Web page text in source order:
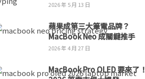
2026 年 5 月 13 日
蘋果成第三大筆電品牌？
MacBook Neo 成關鍵推手
2026 年 4 月 27 日
MacBook Pro OLED 要來了！